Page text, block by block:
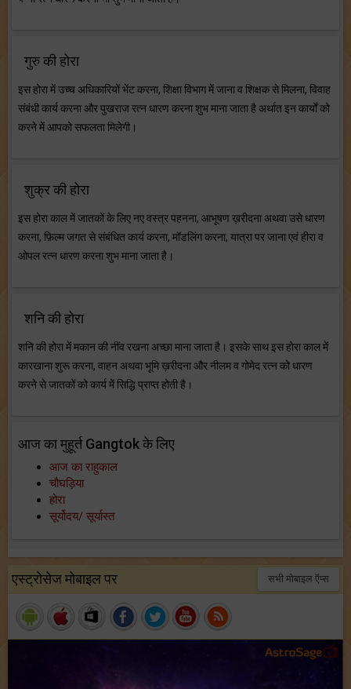
गुरु की होरा
इस होरा में उच्च अधिकारियों भेंट करना, शिक्षा विभाग में जाना व शिक्षक से मिलना, विवाह
संबंधी कार्य करना और पुखराज रत्न धारण करना शुभ माना जाता है अर्थात इन कार्यों को
करने में आपको सफलता मिलेगी।
शुक्र की होरा
इस होरा काल में जातकों के लिए नए वस्त्र पहनना, आभूषण ख़रीदना अथवा उसे धारण
करना, फ़िल्म जगत से संबंधित कार्य करना, मॉडलिंग करना, यात्रा पर जाना एवं हीरा व
ओपल रत्न धारण करना शुभ माना जाता है।
शनि की होरा
शनि की होरा में मकान की नींव रखना अच्छा माना जाता है। इसके साथ इस होरा काल में
कारखाना शुरू करना, वाहन अथवा भूमि ख़रीदना और नीलम व गोमेद रत्न को धारण
करने से जातकों को कार्य में सिद्धि प्राप्त होती है।
आज का मुहूर्त Gangtok के लिए
आज का राहुकाल
चौघड़िया
होरा
सूर्योदय/ सूर्यास्त
एस्ट्रोसेज मोबाइल पर सभी मोबाइल ऍप्स